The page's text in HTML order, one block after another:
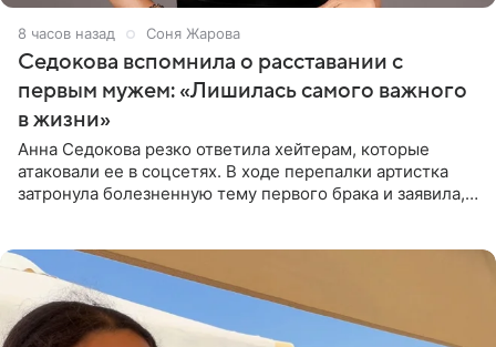
8 часов назад Соня Жарова
Седокова вспомнила о расставании с
первым мужем: «Лишилась самого важного
в жизни»
Анна Седокова резко ответила хейтерам, которые
атаковали ее в соцсетях. В ходе перепалки артистка
затронула болезненную тему первого брака и заявила,